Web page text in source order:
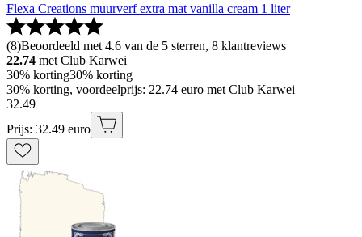
Flexa Creations muurverf extra mat vanilla cream 1 liter
(8)Beoordeeld met 4.6 van de 5 sterren, 8 klantreviews
22.74 met Club Karwei
30% korting30% korting
30% korting, voordeelprijs: 22.74 euro met Club Karwei
32.49
Prijs: 32.49 euro